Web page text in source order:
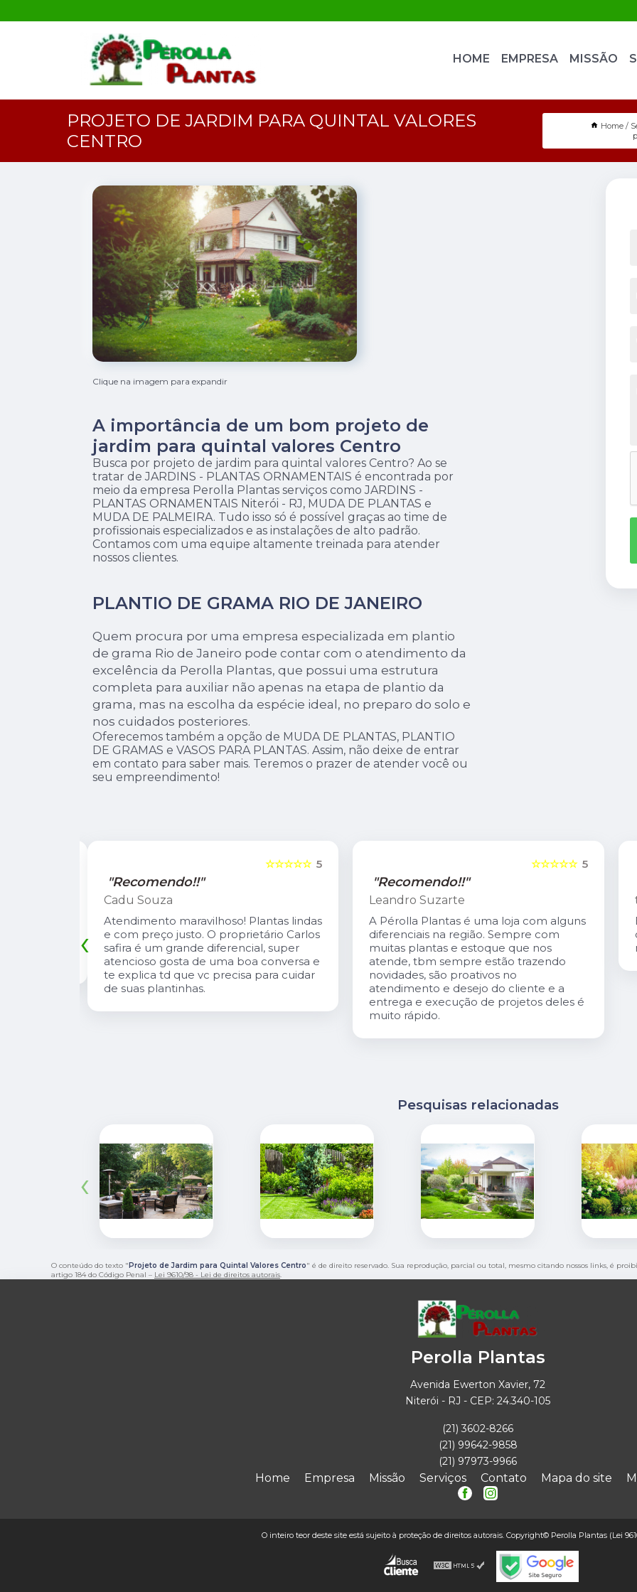
HOME EMPRESA MISSÃO
PROJETO DE JARDIM PARA QUINTAL VALORES
CENTRO
Home
Clique na imagem para expandir
A importância de um bom projeto de
jardim para quintal valores Centro
Busca por projeto de jardim para quintal valores Centro? Ao se
tratar de JARDINS - PLANTAS ORNAMENTAIS é encontrada por
meio da empresa Perolla Plantas serviços como JARDINS -
PLANTAS ORNAMENTAIS Niterói - RJ, MUDA DE PLANTAS e
MUDA DE PALMEIRA. Tudo isso só é possível graças ao time de
profissionais especializados e as instalações de alto padrão.
Contamos com uma equipe altamente treinada para atender
nossos clientes.
PLANTIO DE GRAMA RIO DE JANEIRO
Quem procura por uma empresa especializada em plantio
de grama Rio de Janeiro pode contar com o atendimento da
excelência da Perolla Plantas, que possui uma estrutura
completa para auxiliar não apenas na etapa de plantio da
grama, mas na escolha da espécie ideal, no preparo do solo e
nos cuidados posteriores.
Oferecemos também a opção de MUDA DE PLANTAS, PLANTIO
DE GRAMAS e VASOS PARA PLANTAS. Assim, não deixe de entrar
em contato para saber mais. Teremos o prazer de atender você ou
seu empreendimento!
5
☆☆☆☆☆
"Recomendo!!"
Leandro Suzarte
A Pérolla Plantas é uma loja com alguns
diferenciais na região. Sempre com
muitas plantas e estoque que nos
atende, tbm sempre estão trazendo
novidades, são proativos no
atendimento e desejo do cliente e a
muito rápido.
5
☆☆☆☆☆
"Recomendo!!"
tereza coutinho
Excelente atendimento. O Carlis,dono
da loja é especialmente gentil. A loja é
maravilhosa!
‹
Pesquisas relacionadas
‹
O conteúdo do texto "Projeto de Jardim para Quintal Valores Centro" é de direito reservado. Sua reprodução, parcial ou total, mesmo citando nossos links, é
artigo 184 do Código Penal – Lei 9610/98 - Lei de direitos autorais
Perolla Plantas
Avenida Ewerton Xavier, 72
Niterói - RJ - CEP: 24.340-105
(21) 3602-8266
(21) 99642-9858
(21) 97973-9966
Home Empresa Missão Serviços Contato Mapa do site
O inteiro teor deste site está sujeito à proteção de direitos autorais. Copyright© Perolla Plantas (Lei